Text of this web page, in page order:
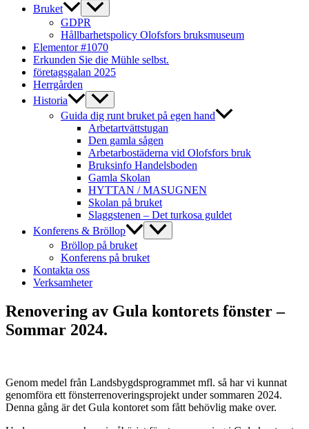
Bruket
Slå
på/av
meny
GDPR
Hållbarhetspolicy Olofsfors bruksmuseum
Elementor #1070
Erkunden Sie die Mühle selbst.
företagsgalan 2025
Herrgården
Historia
Slå
på/av
meny
Guida dig runt bruket på egen hand
Arbetartvättstugan
Den gamla sågen
Arbetarbostäderna vid Olofsfors bruk
Bruksinfo Handelsboden
Gamla Skolan
HYTTAN / MASUGNEN
Skolan på bruket
Slaggstenen – Det turkosa guldet
Konferens & Bröllop
Slå
på/av
Bröllop på bruket
Konferens på bruket
Kontakta oss
Verksamheter
Renovering av Gula kontorets fönster –
Sommar 2024.
Genom medel från Landsbygdsprogrammet mfl. så har vi kunnat
genomföra ett fönsterrenoveringsprojekt under sommaren 2024.
Denna gång är det Gula kontoret som fått behövlig make over.